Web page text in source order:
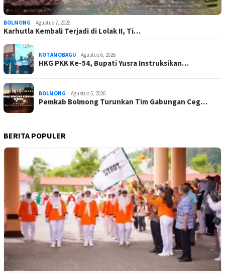
BOLMONG Agustus 7, 2026
Karhutla Kembali Terjadi di Lolak II, Ti…
KOTAMOBAGU Agustus 6, 2026
HKG PKK Ke-54, Bupati Yusra Instruksikan…
BOLMONG Agustus 5, 2026
Pemkab Bolmong Turunkan Tim Gabungan Ceg…
BERITA POPULER